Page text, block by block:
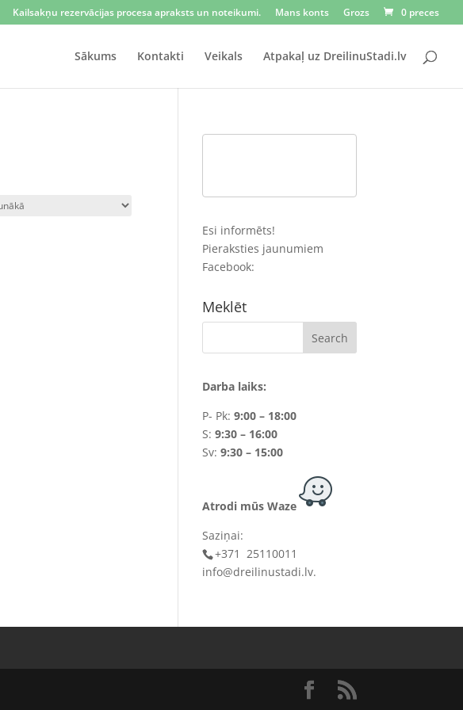
Kailsakņu rezervācijas procesa apraksts un noteikumi. Mans konts Grozs 0 preces
Sākums Kontakti Veikals Atpakaļ uz DreilinuStadi.lv
Esi informēts!
Pieraksties jaunumiem
Facebook:
Meklēt
Darba laiks:
P- Pk:9:00 – 18:00
S: 9:30 – 16:00
Sv:9:30 – 15:00
Atrodi mūs Waze
Saziņai:
+371 25110011
info@dreilinustadi.lv.